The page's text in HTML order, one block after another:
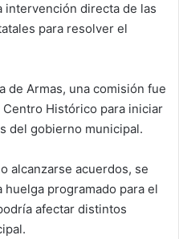
directa de las
para resolver el
de Armas, una comisión fue
Histórico para iniciar
del gobierno municipal.
alcanzarse acuerdos, se
programado para el
afectar distintos